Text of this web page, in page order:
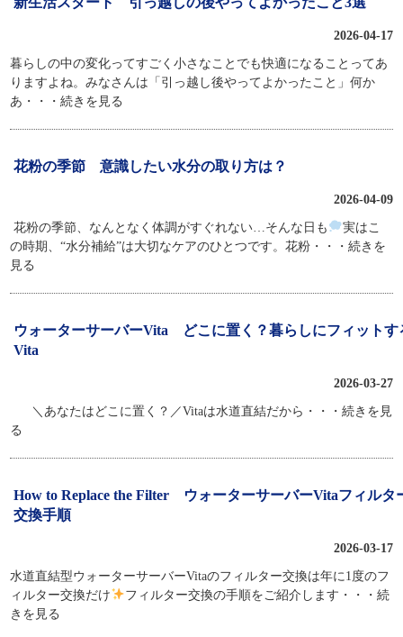
2026-04-17
暮らしの中の変化ってすごく小さなことでも快適になることってあ
りますよね。みなさんは「引っ越し後やってよかったこと」何か
あ ・・・続きを見る
花粉の季節 意識したい水分の取り方は？
2026-04-09
花粉の季節、なんとなく体調がすぐれない…そんな日も
実はこ
の時期、“水分補給”は大切なケアのひとつです。花粉 ・・・続きを
見る
ウォーターサーバーVita どこに置く？暮らしにフィットす
Vita
2026-03-27
＼あなたはどこに置く？／Vitaは水道直結だから ・・・続きを見
る
How to Replace the Filter ウォーターサーバーVitaフィルタ
交換手順
2026-03-17
水道直結型ウォーターサーバーVitaのフィルター交換は年に1度のフ
ィルター交換だけ
⁡フィルター交換の手順をご紹介します ・・・続
きを見る